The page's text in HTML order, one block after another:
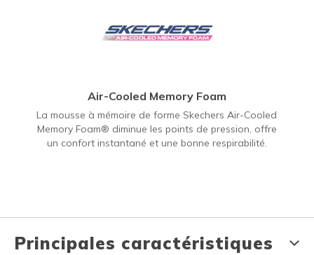
Air-Cooled Memory Foam
La mousse à mémoire de forme Skechers Air-Cooled
Memory Foam® diminue les points de pression, offre
un confort instantané et une bonne respirabilité.
Principales caractéristiques